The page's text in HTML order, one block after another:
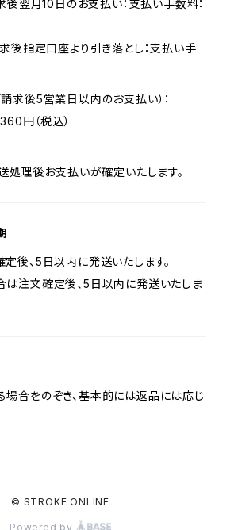
後翌月10日のお支払い：支払い手数料：
後指定口座より引き落とし：支払い手
求後5営業日以内のお支払い）：
円（税込）
処理後お支払いが確定いたします。
後、5日以内に発送いたします。
は注文確定後、5日以内に発送いたしま
合をのぞき、基本的には返品には応じ
© STROKE ONLINE
Powered by